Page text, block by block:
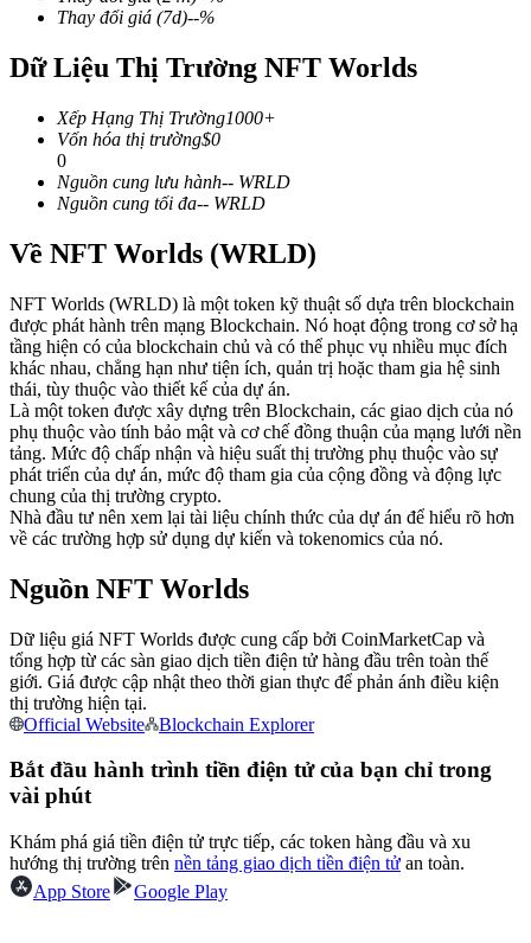
Futures sử dụng token làm tài sản thế chấp
TradFi
Phái sinh cổ phiếu, ngoại hối, kim loại quý và hàng hóa
USDC Futures vĩnh cửu
Futures sử dụng USDC làm tài sản thế chấp
Sao chép Giao dịch
Tham gia cùng các nhà giao dịch hàng đầu
Thay đổi giá (7d)--%
Dữ Liệu Thị Trường NFT Worlds
Xếp Hạng Thị Trường1000+
Vốn hóa thị trường$0
0
Nguồn cung lưu hành-- WRLD
Nguồn cung tối đa-- WRLD
Về NFT Worlds (WRLD)
NFT Worlds (WRLD) là một token kỹ thuật số dựa trên blockchain
được phát hành trên mạng Blockchain. Nó hoạt động trong cơ sở hạ
tầng hiện có của blockchain chủ và có thể phục vụ nhiều mục đích
khác nhau, chẳng hạn như tiện ích, quản trị hoặc tham gia hệ sinh
thái, tùy thuộc vào thiết kế của dự án.
Là một token được xây dựng trên Blockchain, các giao dịch của nó
phụ thuộc vào tính bảo mật và cơ chế đồng thuận của mạng lưới nền
tảng. Mức độ chấp nhận và hiệu suất thị trường phụ thuộc vào sự
phát triển của dự án, mức độ tham gia của cộng đồng và động lực
chung của thị trường crypto.
Nhà đầu tư nên xem lại tài liệu chính thức của dự án để hiểu rõ hơn
về các trường hợp sử dụng dự kiến và tokenomics của nó.
Nguồn NFT Worlds
Dữ liệu giá NFT Worlds được cung cấp bởi CoinMarketCap và
tổng hợp từ các sàn giao dịch tiền điện tử hàng đầu trên toàn thế
giới. Giá được cập nhật theo thời gian thực để phản ánh điều kiện
thị trường hiện tại.
Official Website
Blockchain Explorer
Bắt đầu hành trình tiền điện tử của bạn chỉ trong
vài phút
Khám phá giá tiền điện tử trực tiếp, các token hàng đầu và xu
hướng thị trường trên nền tảng giao dịch tiền điện tử an toàn.
App Store
Google Play